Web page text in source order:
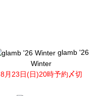
glamb '26
Winter
8月23日(日)20時予約〆切